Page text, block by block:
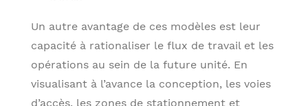
Un autre avantage de ces modèles est leur
capacité à rationaliser le flux de travail et les
opérations au sein de la future unité. En
visualisant à l’avance la conception, les voies
d’accès, les zones de stationnement et